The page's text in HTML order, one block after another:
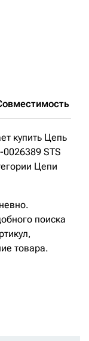
купить Цепь
STS
Цепи
поиска
товара.